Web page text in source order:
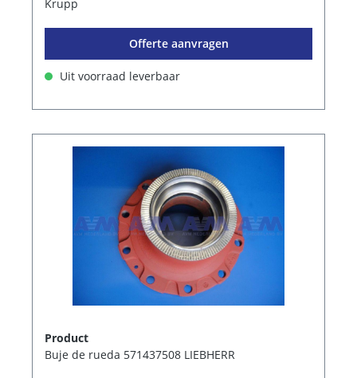
Krupp
Offerte aanvragen
Uit voorraad leverbaar
Product
Buje de rueda 571437508 LIEBHERR